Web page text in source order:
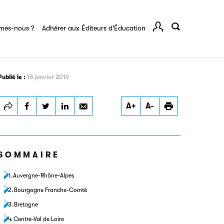
nous ? Adhérer aux Éditeurs d'Éducation
le : 18 janvier 2019
A+ A-
Auvergne-Rhône-Alpes
Bourgogne Franche-Comté
Bretagne
Centre-Val de Loire